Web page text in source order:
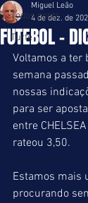
Todos posts
Turfe
FUTEBOL -
Miguel Leão
4 de dez. de
Voltamos a ter
semana
nossas
para ser
entre
rateou 3,50.
Estamos mais
procurando